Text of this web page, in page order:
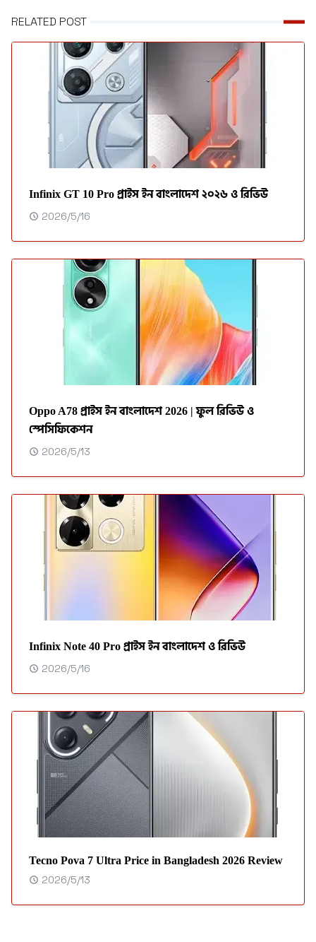
RELATED POST
Infinix GT 10 Pro প্রাইস ইন বাংলাদেশ ২০২৬ ও রিভিউ
2026/5/16
Oppo A78 প্রাইস ইন বাংলাদেশ 2026 | ফুল রিভিউ ও
স্পেসিফিকেশন
2026/5/13
Infinix Note 40 Pro প্রাইস ইন বাংলাদেশ ও রিভিউ
2026/5/16
Tecno Pova 7 Ultra Price in Bangladesh 2026 Review
2026/5/13